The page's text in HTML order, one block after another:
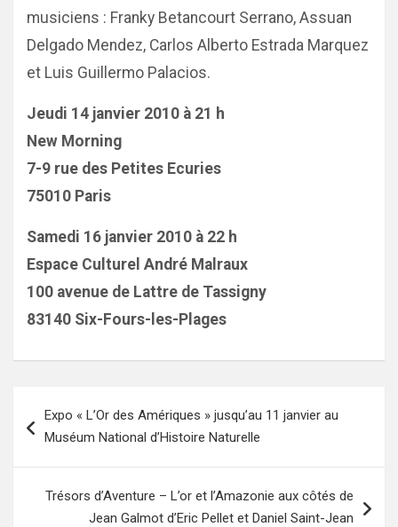
musiciens : Franky Betancourt Serrano, Assuan
Delgado Mendez, Carlos Alberto Estrada Marquez
et Luis Guillermo Palacios.
Jeudi 14 janvier 2010 à 21 h
New Morning
7-9 rue des Petites Ecuries
75010 Paris
Samedi 16 janvier 2010 à 22 h
Espace Culturel André Malraux
100 avenue de Lattre de Tassigny
83140 Six-Fours-les-Plages
de
Expo « L’Or des Amériques » jusqu’au 11 janvier au
Muséum National d’Histoire Naturelle
Trésors d’Aventure – L’or et l’Amazonie aux côtés de
Jean Galmot d’Eric Pellet et Daniel Saint-Jean